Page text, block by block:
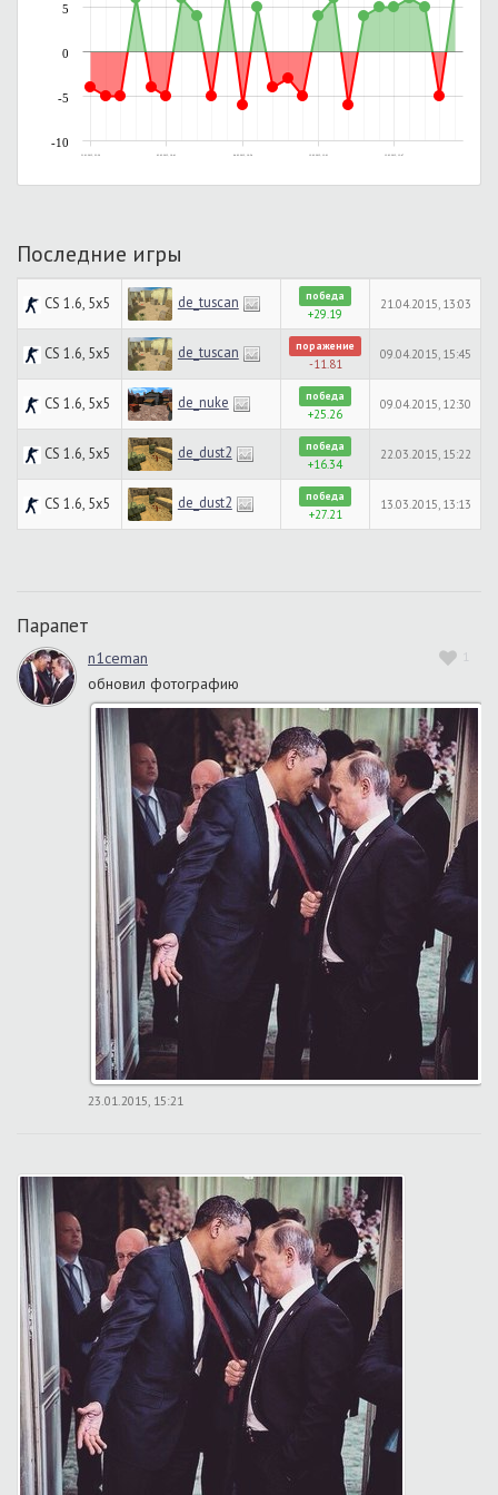
31.01.2015, 23:26 03.02.2015, 16:41 04.02.2015, 19:54 12.02.2015, 13:01 13.03.2015, 13:47
-10
-5
0
5
Последние игры
CS 1.6, 5x5 de_tuscan победа
+29.19
21.04.2015, 13:03
CS 1.6, 5x5 de_tuscan поражение
-11.81
09.04.2015, 15:45
CS 1.6, 5x5 de_nuke победа
+25.26
09.04.2015, 12:30
CS 1.6, 5x5 de_dust2 победа
+16.34
22.03.2015, 15:22
CS 1.6, 5x5 de_dust2 победа
+27.21
13.03.2015, 13:13
Парапет
1
n1ceman
обновил фотографию
23.01.2015, 15:21